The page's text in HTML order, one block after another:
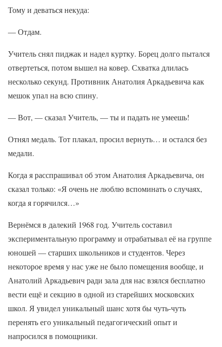
Тому и деваться некуда:
— Отдам.
Учитель снял пиджак и надел куртку. Борец долго пытался
отвертеться, потом вышел на ковер. Схватка длилась
несколько секунд. Противник Анатолия Аркадьевича как
мешок упал на всю спину.
— Вот, — сказал Учитель, — ты и падать не умеешь!
Отнял медаль. Тот плакал, просил вернуть… и остался без
медали.
Когда я расспрашивал об этом Анатолия Аркадьевича, он
сказал только: «Я очень не люблю вспоминать о случаях,
когда я горячился…»
Вернёмся в далекий 1968 год. Учитель составил
экспериментальную программу и отрабатывал её на группе
юношей — старших школьников и студентов. Через
некоторое время у нас уже не было помещения вообще, и
Анатолий Аркадьевич ради зала для нас взялся бесплатно
вести ещё и секцию в одной из старейших московских
школ. Я увидел уникальный шанс хотя бы чуть-чуть
перенять его уникальный педагогический опыт и
напросился в помощники.